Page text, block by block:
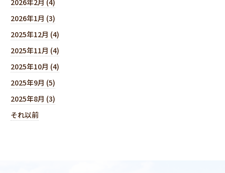
2026年2月 (4)
2026年1月 (3)
2025年12月 (4)
2025年11月 (4)
2025年10月 (4)
2025年9月 (5)
2025年8月 (3)
それ以前